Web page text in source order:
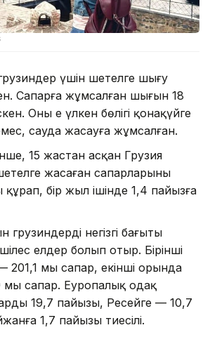
үшін шетелге шығу
Сапарға жұмсалған шығын 18
Оның ең үлкен бөлігі қонақүйге
сауда жасауға жұмсалған.
15 жастан асқан Грузия
жасаған сапарларының
бір жыл ішінде 1,4 пайызға
негізгі бағыты
елдер болып отыр. Бірінші
мың сапар, екінші орында
сапар. Еуропалық одақ
19,7 пайызы, Ресейге — 10,7
1,7 пайызы тиесілі.